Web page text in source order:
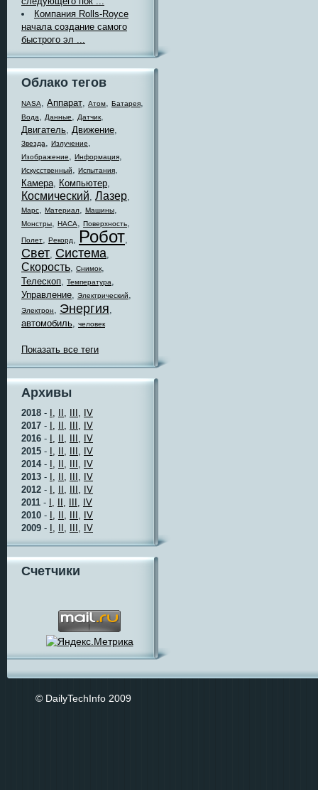
Компания Rolls-Royce
начала создание самого
быстрого эл ...
Облако тегов
NASA, Аппарат, Атом, Батарея,
Вода, Данные, Датчик,
Двигатель, Движение,
Звезда, Излучение,
Изображение, Информация,
Искусственный, Испытания,
Камера, Компьютер,
Космический, Лазер,
Марс, Материал, Машины,
Монстры, НАСА, Поверхность,
Полет, Рекорд, Робот,
Свет, Система,
Скорость, Снимок,
Телескоп, Температура,
Управление, Электрический,
Электрон, Энергия,
автомобиль, человек
Показать все теги
Архивы
2018 - I, II, III, IV
2017 - I, II, III, IV
2016 - I, II, III, IV
2015 - I, II, III, IV
2014- I, II, III, IV
2013 - I, II, III, IV
2012 - I, II, III, IV
2011 - I, II, III, IV
2010 - I, II, III, IV
2009 - I, II, III, IV
Счетчики
© DailyTechInfo 2009